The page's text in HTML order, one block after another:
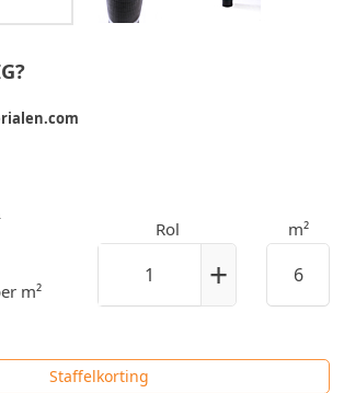
m²
Rol
+
m²
Staffelkorting